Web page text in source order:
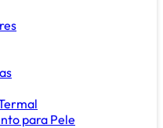
para Pele